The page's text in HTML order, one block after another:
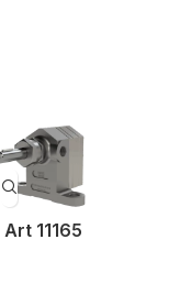
Art 11165